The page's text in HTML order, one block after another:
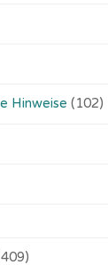
Hinweise (102)